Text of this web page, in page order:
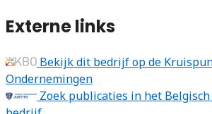
Externe links
Bekijk dit bedrijf op de
Ondernemingen
Zoek publicaties in het